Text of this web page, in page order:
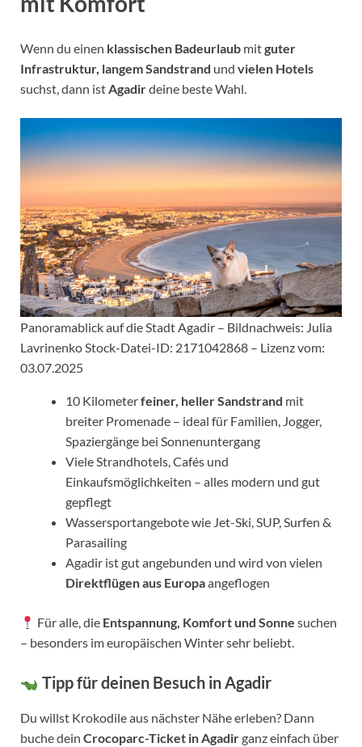
Wenn du einen klassischen Badeurlaub mitguter
Infrastruktur, langem Sandstrand und vielen Hotels
suchst, dann ist Agadirdeine beste Wahl.
Panoramablick auf die Stadt Agadir – Bildnachweis: Julia
Lavrinenko Stock-Datei-ID: 2171042868 – Lizenz vom:
03.07.2025
10 Kilometerfeiner, heller Sandstrand mit
breiter Promenade – ideal für Familien, Jogger,
Spaziergänge bei Sonnenuntergang
Viele Strandhotels, Cafés und
Einkaufsmöglichkeiten – alles modern und gut
gepflegt
Wassersportangebote wie Jet-Ski, SUP, Surfen &
Parasailing
Agadir ist gut angebunden und wird von vielen
Direktflügen aus Europaangeflogen
Für alle, die Entspannung, Komfort und Sonne suchen
– besonders im europäischen Winter sehr beliebt.
Tipp für deinen Besuch in Agadir
Du willst Krokodile aus nächster Nähe erleben? Dann
buche dein Crocoparc-Ticket in Agadirganz einfach über